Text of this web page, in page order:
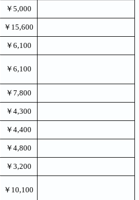
￥5,000
￥15,600
￥6,100
￥6,100
￥7,800
￥4,300
￥4,400
￥4,800
￥3,200
￥10,100